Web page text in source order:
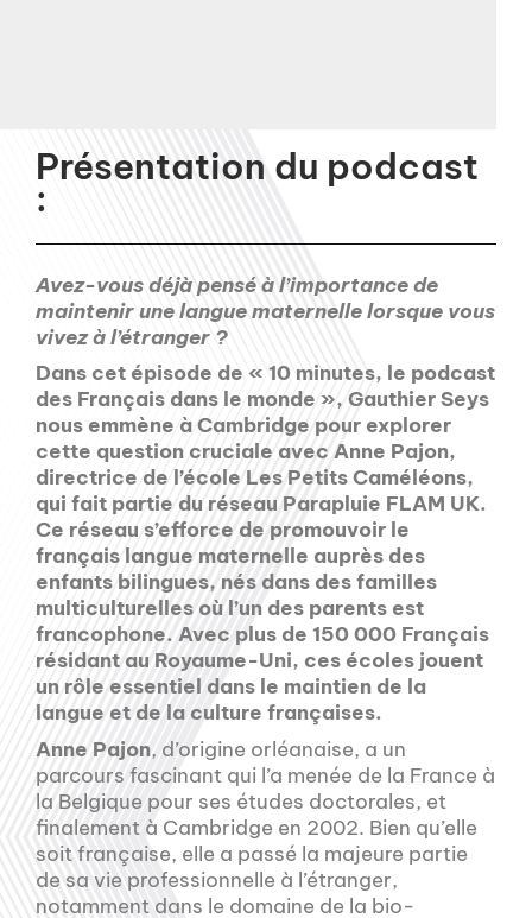
Présentation du podcast
:
Avez-vous déjà pensé à l’importance de
maintenir une langue maternelle lorsque vous
vivez à l’étranger ?
Dans cet épisode de « 10 minutes, le podcast
des Français dans le monde », Gauthier Seys
nous emmène à Cambridge pour explorer
cette question cruciale avec Anne Pajon,
directrice de l’école Les Petits Caméléons,
qui fait partie du réseau Parapluie FLAM UK.
Ce réseau s’efforce de promouvoir le
français langue maternelle auprès des
enfants bilingues, nés dans des familles
multiculturelles où l’un des parents est
francophone. Avec plus de 150 000 Français
résidant au Royaume-Uni, ces écoles jouent
un rôle essentiel dans le maintien de la
langue et de la culture françaises.
Anne Pajon, d’origine orléanaise, a un
parcours fascinant qui l’a menée de la France à
la Belgique pour ses études doctorales, et
finalement à Cambridge en 2002. Bien qu’elle
soit française, elle a passé la majeure partie
de sa vie professionnelle à l’étranger,
notamment dans le domaine de la bio-